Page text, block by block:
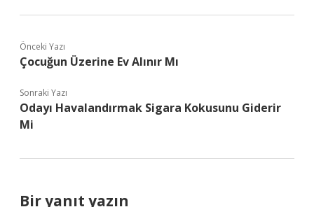
Önceki Yazı
Çocuğun Üzerine Ev Alınır Mı
Sonraki Yazı
Odayı Havalandırmak Sigara Kokusunu Giderir
Mi
Bir yanıt yazın